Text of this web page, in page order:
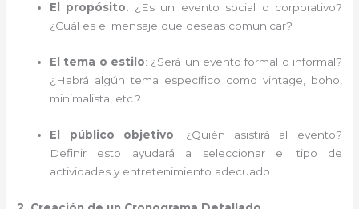
El propósito: ¿Es un evento social o corporativo?
¿Cuál es el mensaje que deseas comunicar?
El tema o estilo: ¿Será un evento formal o informal?
¿Habrá algún tema específico como vintage, boho,
minimalista, etc.?
El público objetivo: ¿Quién asistirá al evento?
Definir esto ayudará a seleccionar el tipo de
actividades y entretenimiento adecuado.